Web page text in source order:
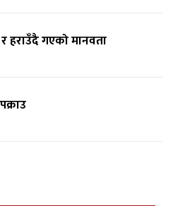
र हराउँदै गएको मानवता